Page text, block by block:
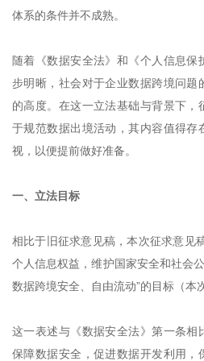
体系的条件并不成熟。
随着《数据安全法》和《个人信息保
步明晰，社会对于企业数据跨境问题
的高度。在这一立法基础与背景下，
于规范数据出境活动，其内容值得存
视，以便提前做好准备。
一、立法目标
相比于旧征求意见稿，本次征求意见
个人信息权益，维护国家安全和社会
数据跨境安全、自由流动”的目标（本
这一表述与《数据安全法》第一条相
保障数据安全，促进数据开发利用，